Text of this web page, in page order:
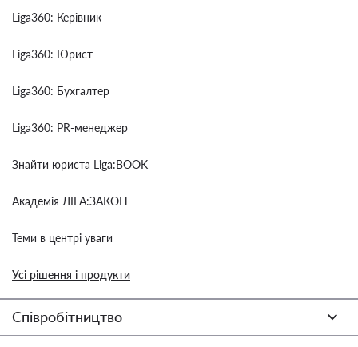
Liga360: Керівник
Liga360: Юрист
Liga360: Бухгалтер
Liga360: PR-менеджер
Знайти юриста Liga:BOOK
Академія ЛІГА:ЗАКОН
Теми в центрі уваги
Усі рішення і продукти
Співробітництво